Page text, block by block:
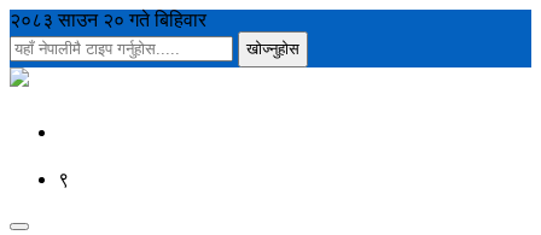
२०८३ साउन २० गते बिहिवार
९